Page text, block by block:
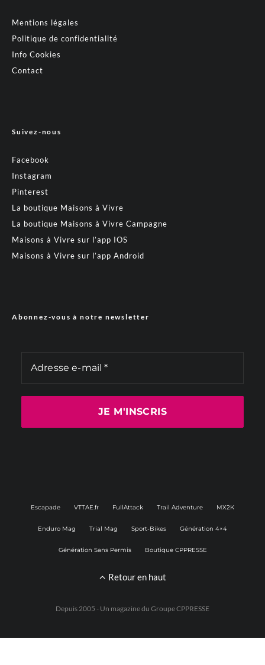
Mentions légales
Politique de confidentialité
Info Cookies
Contact
Suivez-nous
Facebook
Instagram
Pinterest
La boutique Maisons à Vivre
La boutique Maisons à Vivre Campagne
Maisons à Vivre sur l’app IOS
Maisons à Vivre sur l’app Android
Abonnez-vous à notre newsletter
Escapade VTTAE.fr FullAttack Trail Adventure MX2K
Enduro Mag Trial Mag Sport-Bikes Génération 4×4
Génération Sans Permis Boutique CPPRESSE
Retour en haut
Depuis 2005 - Un magazine du Groupe CPPRESSE